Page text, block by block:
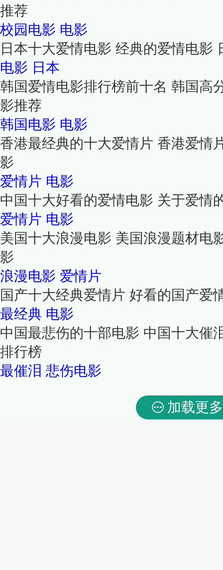
推荐
校园电影 电影
日本十大爱情电影 经典的爱情电影
电影 日本
韩国爱情电影排行榜前十名 韩国高
影推荐
韩国电影 电影
香港最经典的十大爱情片 香港爱情
影
爱情片 电影
中国十大好看的爱情电影 关于爱情
爱情片 电影
美国十大浪漫电影 美国浪漫题材电
影
浪漫电影 爱情片
国产十大经典爱情片 好看的国产爱
最经典 电影
中国最悲伤的十部电影 中国十大催
排行榜
最催泪 悲伤电影
加载更多